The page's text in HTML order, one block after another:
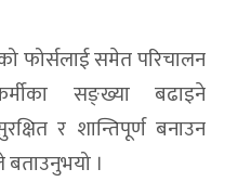
फोर्सलाई समेत परिचालन
सङ्ख्या बढाइने
र शान्तिपूर्ण बनाउन
बताउनुभयो ।